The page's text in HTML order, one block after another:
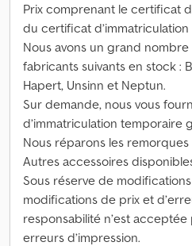
Prix comprenant le certificat
du certificat
Nous avons un grand
fabricants suivants en stock :
Hapert, Unsinn et Neptun.
Sur demande, nous vous
d’immatriculation temporaire
Nous réparons les
Autres accessoires
Sous réserve de
modifications de prix et
responsabilité n’est
erreurs d’impression.